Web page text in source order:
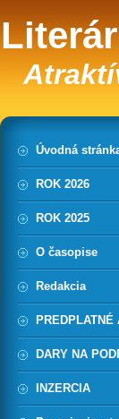
Úvodná
ROK 2026
ROK 2025
O časopise
Redakcia
PREDPLATNÉ
DARY NA
INZERCIA